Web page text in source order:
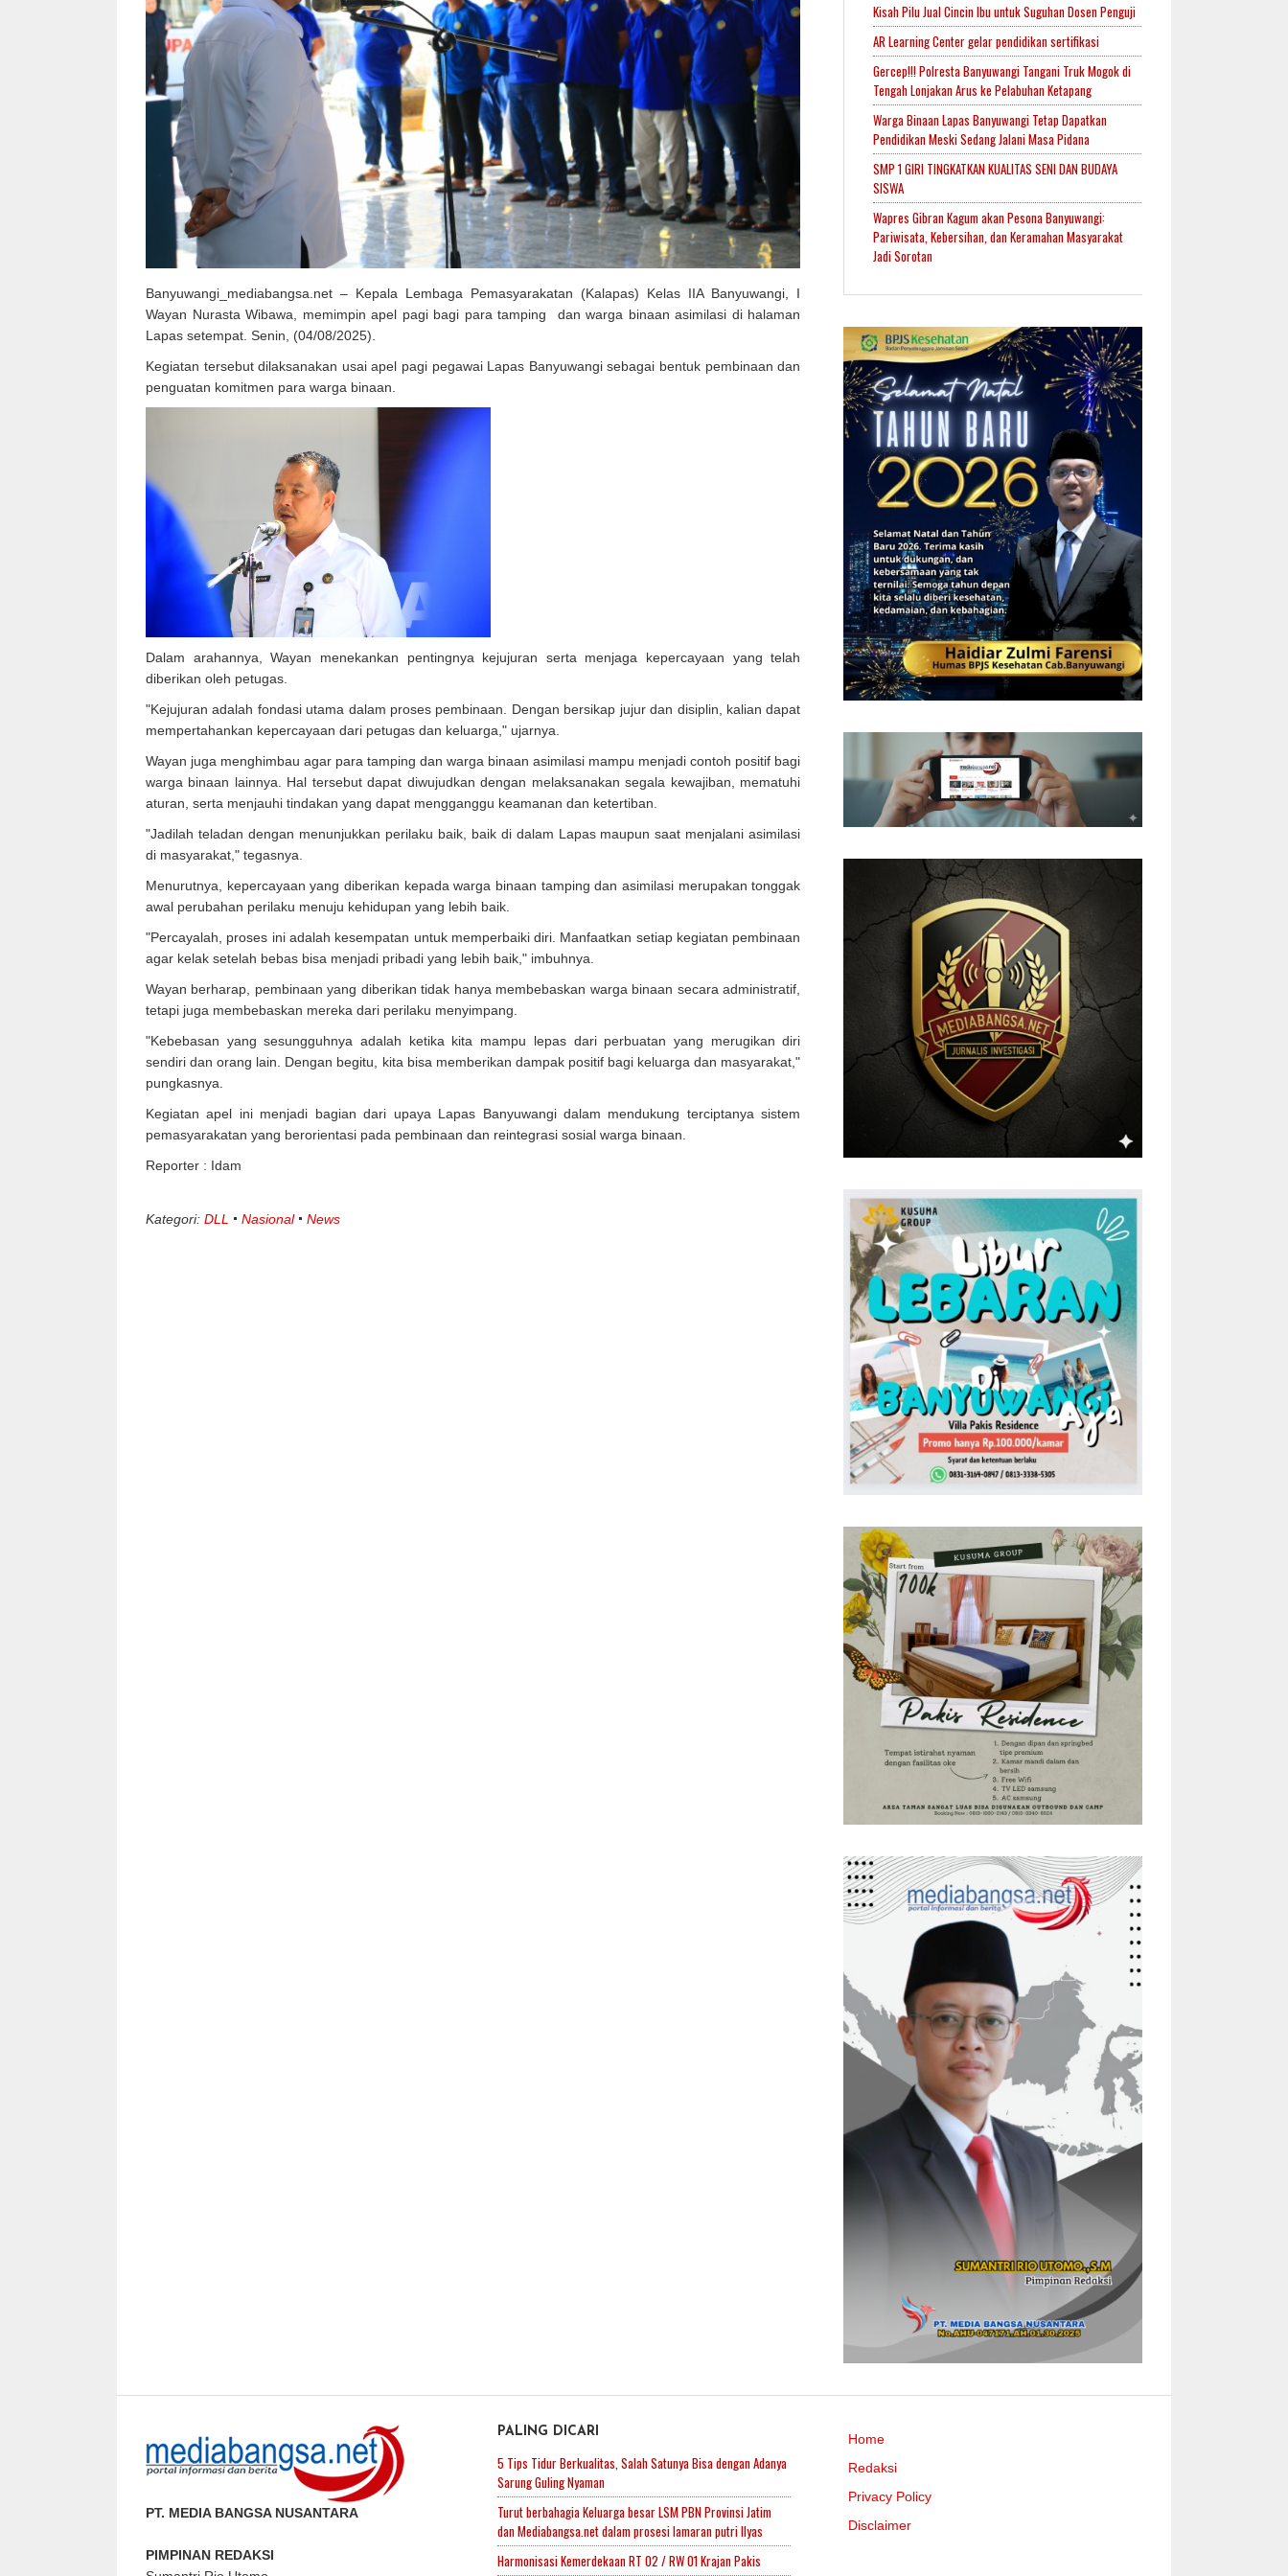
Banyuwangi_mediabangsa.net – Kepala Lembaga Pemasyarakatan (Kalapas) Kelas IIA Banyuwangi, I
Wayan Nurasta Wibawa, memimpin apel pagi bagi para tamping dan warga binaan asimilasi di halaman
Lapas setempat. Senin, (04/08/2025).
Kegiatan tersebut dilaksanakan usai apel pagi pegawai Lapas Banyuwangi sebagai bentuk pembinaan dan
penguatan komitmen para warga binaan.
Dalam arahannya, Wayan menekankan pentingnya kejujuran serta menjaga kepercayaan yang telah
diberikan oleh petugas.
"Kejujuran adalah fondasi utama dalam proses pembinaan. Dengan bersikap jujur dan disiplin, kalian dapat
mempertahankan kepercayaan dari petugas dan keluarga," ujarnya.
Wayan juga menghimbau agar para tamping dan warga binaan asimilasi mampu menjadi contoh positif bagi
warga binaan lainnya. Hal tersebut dapat diwujudkan dengan melaksanakan segala kewajiban, mematuhi
aturan, serta menjauhi tindakan yang dapat mengganggu keamanan dan ketertiban.
"Jadilah teladan dengan menunjukkan perilaku baik, baik di dalam Lapas maupun saat menjalani asimilasi
di masyarakat," tegasnya.
Menurutnya, kepercayaan yang diberikan kepada warga binaan tamping dan asimilasi merupakan tonggak
awal perubahan perilaku menuju kehidupan yang lebih baik.
"Percayalah, proses ini adalah kesempatan untuk memperbaiki diri. Manfaatkan setiap kegiatan pembinaan
agar kelak setelah bebas bisa menjadi pribadi yang lebih baik," imbuhnya.
Wayan berharap, pembinaan yang diberikan tidak hanya membebaskan warga binaan secara administratif,
tetapi juga membebaskan mereka dari perilaku menyimpang.
"Kebebasan yang sesungguhnya adalah ketika kita mampu lepas dari perbuatan yang merugikan diri
sendiri dan orang lain. Dengan begitu, kita bisa memberikan dampak positif bagi keluarga dan masyarakat,"
pungkasnya.
Kegiatan apel ini menjadi bagian dari upaya Lapas Banyuwangi dalam mendukung terciptanya sistem
pemasyarakatan yang berorientasi pada pembinaan dan reintegrasi sosial warga binaan.
Reporter : Idam
Kategori: DLL Nasional News
Kisah Pilu Jual Cincin Ibu untuk Suguhan Dosen Penguji
AR Learning Center gelar pendidikan sertifikasi
Gercep!!! Polresta Banyuwangi Tangani Truk Mogok di
Tengah Lonjakan Arus ke Pelabuhan Ketapang
Warga Binaan Lapas Banyuwangi Tetap Dapatkan
Pendidikan Meski Sedang Jalani Masa Pidana
SMP 1 GIRI TINGKATKAN KUALITAS SENI DAN BUDAYA
SISWA
Wapres Gibran Kagum akan Pesona Banyuwangi:
Pariwisata, Kebersihan, dan Keramahan Masyarakat
Jadi Sorotan
PT. MEDIA BANGSA NUSANTARA
PIMPINAN REDAKSI
PALING DICARI
5 Tips Tidur Berkualitas, Salah Satunya Bisa dengan Adanya
Sarung Guling Nyaman
Turut berbahagia Keluarga besar LSM PBN Provinsi Jatim
dan Mediabangsa.net dalam prosesi lamaran putri Ilyas
Harmonisasi Kemerdekaan RT 02 / RW 01 Krajan Pakis
Home
Redaksi
Privacy Policy
Disclaimer